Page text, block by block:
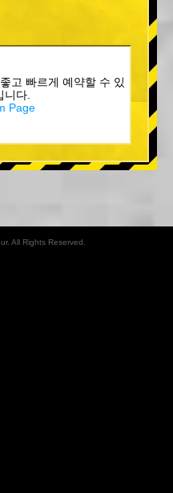
고 빠르게 예약할 수 있
니다.
Page
All Rights Reserved.